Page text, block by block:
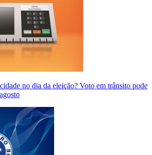
no dia da eleição? Voto em trânsito pode